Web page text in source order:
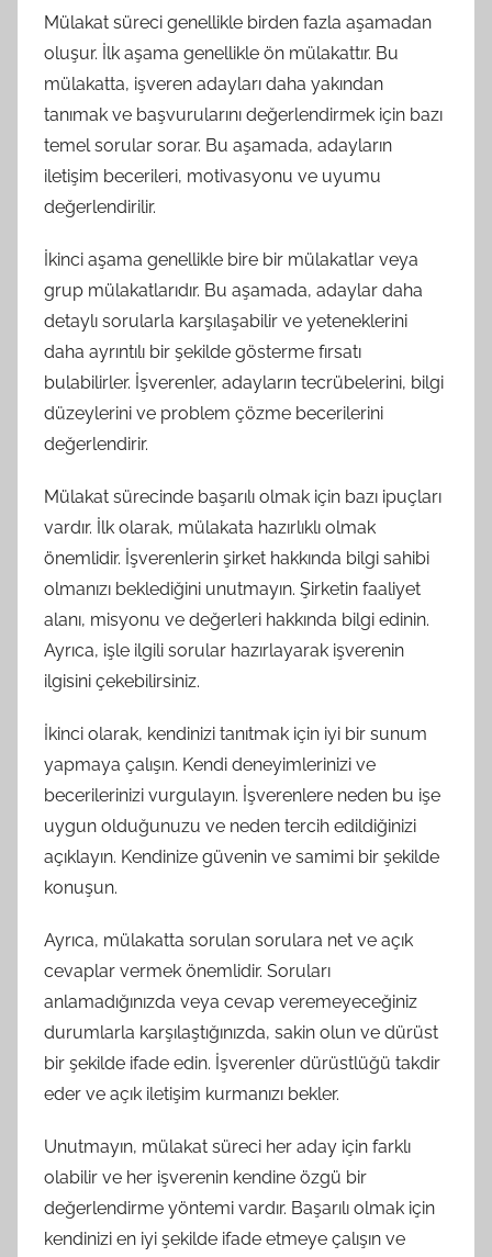
Mülakat süreci genellikle birden fazla aşamadan
oluşur. İlk aşama genellikle ön mülakattır. Bu
mülakatta, işveren adayları daha yakından
tanımak ve başvurularını değerlendirmek için bazı
temel sorular sorar. Bu aşamada, adayların
iletişim becerileri, motivasyonu ve uyumu
değerlendirilir.
İkinci aşama genellikle bire bir mülakatlar veya
grup mülakatlarıdır. Bu aşamada, adaylar daha
detaylı sorularla karşılaşabilir ve yeteneklerini
daha ayrıntılı bir şekilde gösterme fırsatı
bulabilirler. İşverenler, adayların tecrübelerini, bilgi
düzeylerini ve problem çözme becerilerini
değerlendirir.
Mülakat sürecinde başarılı olmak için bazı ipuçları
vardır. İlk olarak, mülakata hazırlıklı olmak
önemlidir. İşverenlerin şirket hakkında bilgi sahibi
olmanızı beklediğini unutmayın. Şirketin faaliyet
alanı, misyonu ve değerleri hakkında bilgi edinin.
Ayrıca, işle ilgili sorular hazırlayarak işverenin
ilgisini çekebilirsiniz.
İkinci olarak, kendinizi tanıtmak için iyi bir sunum
yapmaya çalışın. Kendi deneyimlerinizi ve
becerilerinizi vurgulayın. İşverenlere neden bu işe
uygun olduğunuzu ve neden tercih edildiğinizi
açıklayın. Kendinize güvenin ve samimi bir şekilde
konuşun.
Ayrıca, mülakatta sorulan sorulara net ve açık
cevaplar vermek önemlidir. Soruları
anlamadığınızda veya cevap veremeyeceğiniz
durumlarla karşılaştığınızda, sakin olun ve dürüst
bir şekilde ifade edin. İşverenler dürüstlüğü takdir
eder ve açık iletişim kurmanızı bekler.
Unutmayın, mülakat süreci her aday için farklı
olabilir ve her işverenin kendine özgü bir
değerlendirme yöntemi vardır. Başarılı olmak için
kendinizi en iyi şekilde ifade etmeye çalışın ve